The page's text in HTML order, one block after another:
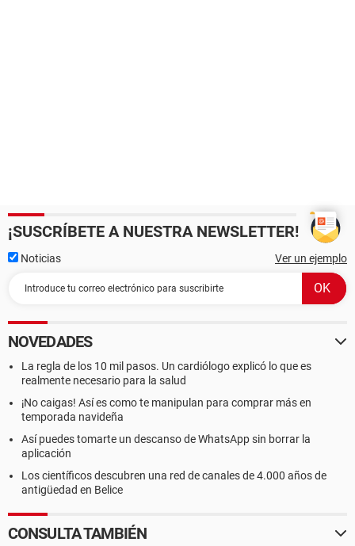
¡SUSCRÍBETE A NUESTRA NEWSLETTER!
Noticias Ver un ejemplo
NOVEDADES
La regla de los 10 mil pasos. Un cardiólogo explicó lo que es
realmente necesario para la salud
¡No caigas! Así es como te manipulan para comprar más en
temporada navideña
Así puedes tomarte un descanso de WhatsApp sin borrar la
aplicación
Los científicos descubren una red de canales de 4.000 años de
antigüedad en Belice
CONSULTA TAMBIÉN